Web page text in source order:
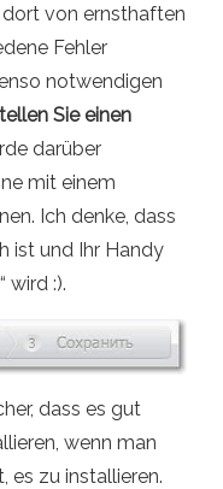
von ernsthaften
Fehler
notwendigen
Sie einen
darüber
mit einem
Ich denke, dass
ist und Ihr Handy
wird :).
dass es gut
wenn man
es zu installieren.